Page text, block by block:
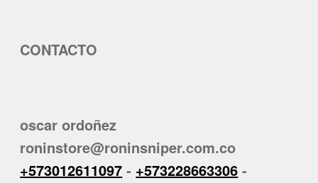
CONTACTO
oscar ordoñez
roninstore@roninsniper.com.co
+573012611097 - +573228663306 -